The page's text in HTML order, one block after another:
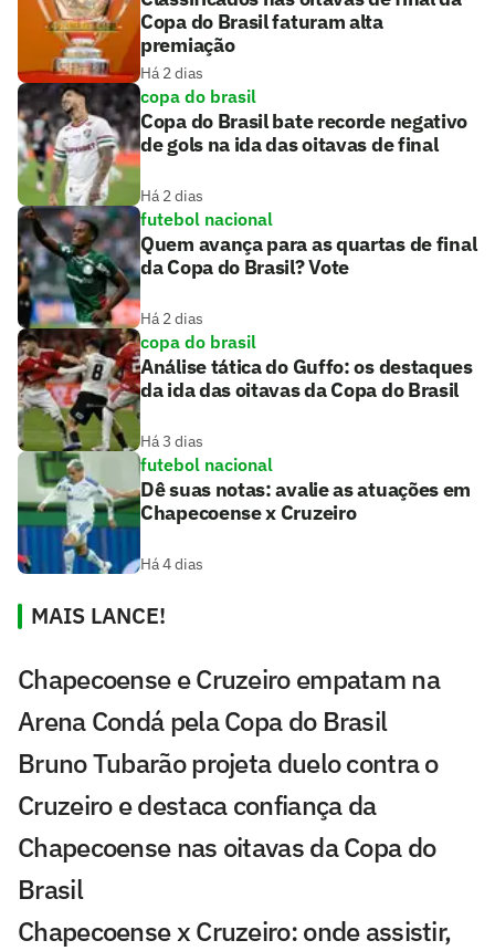
Copa do Brasil faturam alta
premiação
Há 2 dias
copa do brasil
Copa do Brasil bate recorde negativo
de gols na ida das oitavas de final
Há 2 dias
futebol nacional
Quem avança para as quartas de final
da Copa do Brasil? Vote
Há 2 dias
copa do brasil
Análise tática do Guffo: os destaques
da ida das oitavas da Copa do Brasil
Há 3 dias
futebol nacional
Dê suas notas: avalie as atuações em
Chapecoense x Cruzeiro
Há 4 dias
MAIS LANCE!
Chapecoense e Cruzeiro empatam na
Arena Condá pela Copa do Brasil
Bruno Tubarão projeta duelo contra o
Cruzeiro e destaca confiança da
Chapecoense nas oitavas da Copa do
Brasil
Chapecoense x Cruzeiro: onde assistir,